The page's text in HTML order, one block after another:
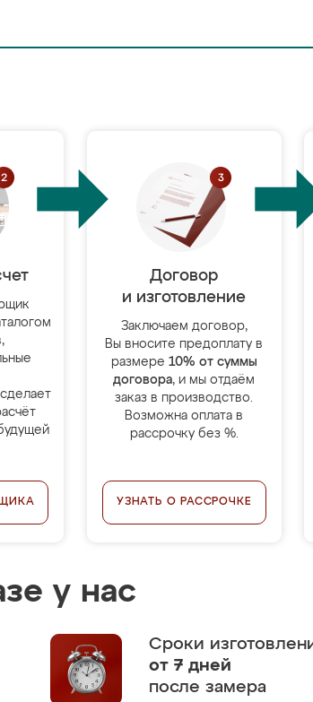
Договор
и изготовление
Заключаем договор,
Вы вносите предоплату в
размере 10% от суммы
договора, и мы отдаём
заказ в производство.
Возможна оплата в
рассрочку без %.
УЗНАТЬ О РАССРОЧКЕ
у нас
Сроки
от 7 дней
после замера